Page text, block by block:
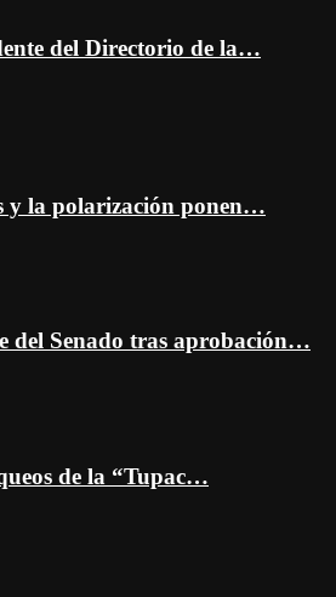
del Directorio de la…
y la polarización ponen…
del Senado tras aprobación…
de la “Tupac…